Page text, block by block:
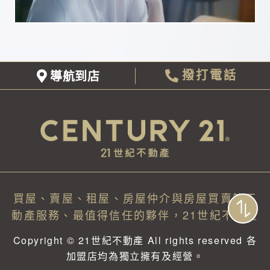
導航到店 撥打電話
買屋、賣屋、租屋、房屋仲介與房屋買賣等不
動產服務、最值得信任的夥伴，21世紀不動產
Copyright © 21世紀不動產 All rights reserved 各
加盟店均為獨立擁有及經營。